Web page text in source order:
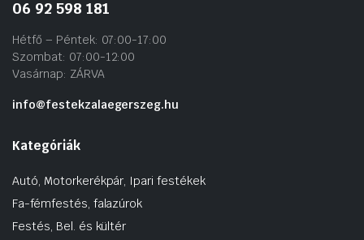
06 92 598 181
Hétfő – Péntek: 07:00-17:00
Szombat: 07:00-12:00
Vasárnap: ZÁRVA
info@festekzalaegerszeg.hu
Kategóriák
Autó, Motorkerékpár, Ipari festékek
Fa-fémfestés, falazúrok
Festés, Bel. és kültér